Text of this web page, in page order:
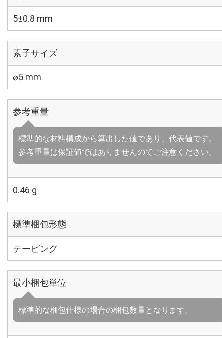
5±0.8 mm
素子サイズ
⌀5 mm
参考重量
標準的な材料構成から算出した値であり、代表値です。
参考重量は保証値ではありませんのでご注意ください。
0.46 g
標準梱包形態
テーピング
最小梱包単位
標準的な梱包仕様の場合の梱包数量となります。